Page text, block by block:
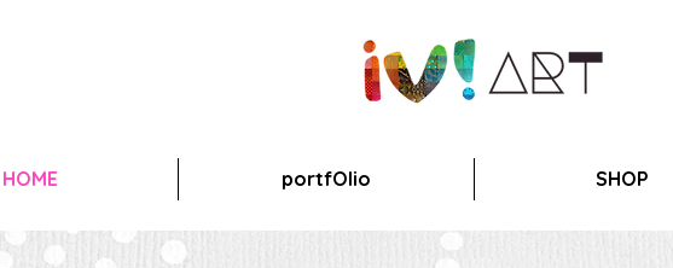
HOME portfOlio SHOP